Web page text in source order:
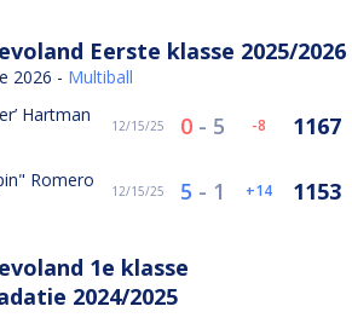
Eerste klasse 2025/2026
2026 - Multiball
Hartman
12/15/25 0 - 5 -8 1167
Romero
12/15/25 5 - 1 14 1153
1e klasse
2024/2025